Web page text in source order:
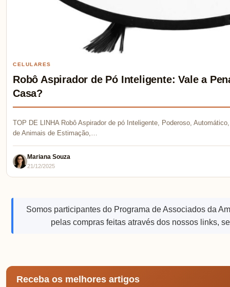
CELULARES
Robô Aspirador de Pó Inteligente: Vale a
Casa?
TOP DE LINHA Robô Aspirador de pó Inteligente, Poderoso,
de Animais de Estimação,…
Mariana Souza
21/12/2025
Somos participantes do Programa de Associados da
pelas compras feitas através dos nossos links,
Receba os melhores artigos